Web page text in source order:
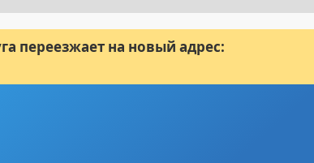
переезжает на новый адрес: